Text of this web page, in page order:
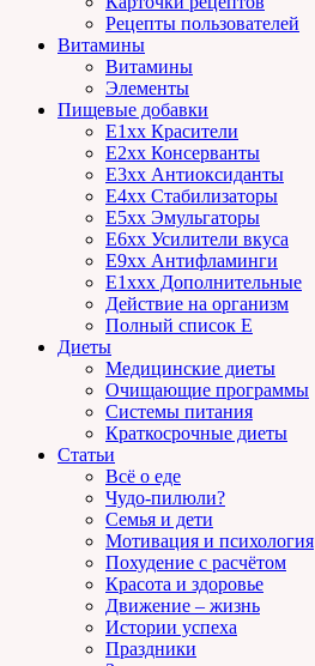
Рецепты пользователей
Витамины
Витамины
Элементы
Пищевые добавки
E1xx Красители
E2xx Консерванты
E3xx Антиоксиданты
E4xx Стабилизаторы
E5xx Эмульгаторы
E6xx Усилители вкуса
E9xx Антифламинги
E1xxx Дополнительные
Действие на организм
Полный список E
Диеты
Медицинские диеты
Очищающие программы
Системы питания
Краткосрочные диеты
Статьи
Всё о еде
Чудо-пилюли?
Семья и дети
Мотивация и психология
Похудение с расчётом
Красота и здоровье
Движение – жизнь
Истории успеха
Праздники